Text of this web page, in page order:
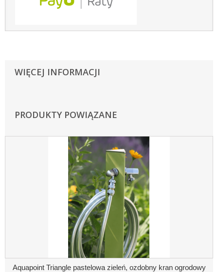
WIĘCEJ INFORMACJI
PRODUKTY POWIĄZANE
Aquapoint Triangle pastelowa zieleń, ozdobny kran ogrodowy